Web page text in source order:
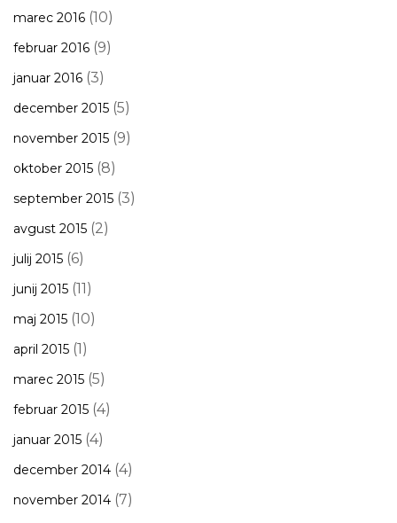
marec 2016 (10)
februar 2016 (9)
januar 2016 (3)
december 2015 (5)
november 2015 (9)
oktober 2015 (8)
september 2015 (3)
avgust 2015 (2)
julij 2015 (6)
junij 2015 (11)
maj 2015 (10)
april 2015 (1)
marec 2015 (5)
februar 2015 (4)
januar 2015 (4)
december 2014 (4)
november 2014 (7)